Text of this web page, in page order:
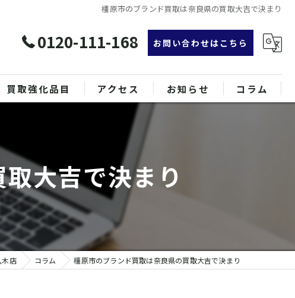
橿原市のブランド買取は奈良県の買取大吉で決まり
0120-111-168 お問い合わせはこちら
買取強化品目
ブランド品
貴金属
時計
金
アクセス お知らせ コラム
大吉で決まり
木店 コラム 橿原市のブランド買取は奈良県の買取大吉で決まり